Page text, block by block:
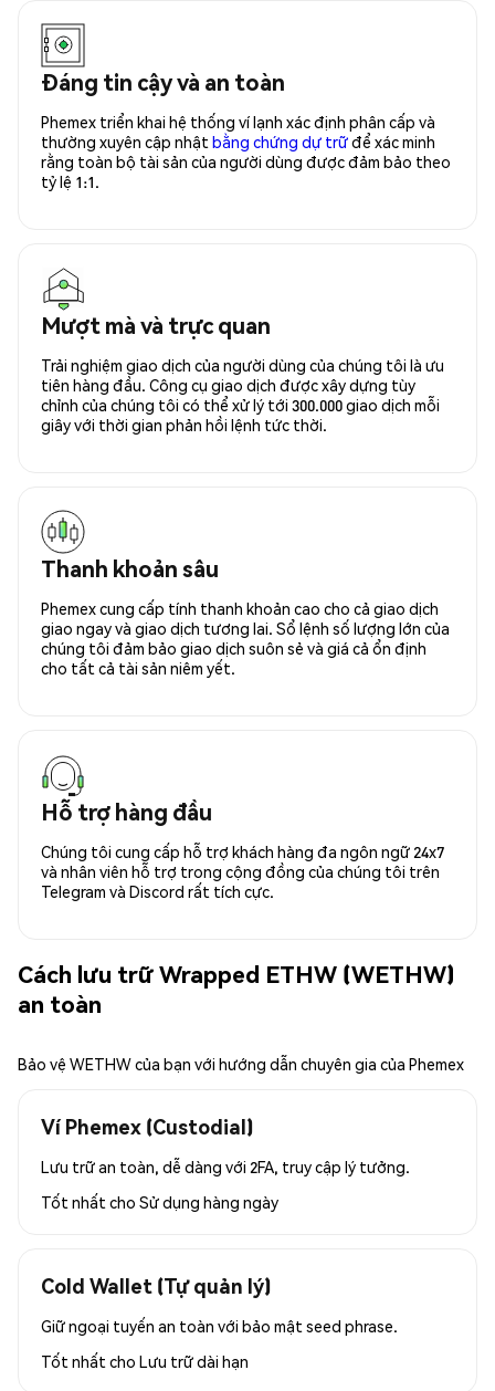
Đáng tin cậy và an toàn
Phemex triển khai hệ thống ví lạnh xác định phân cấp và
thường xuyên cập nhật bằng chứng dự trữđể xác minh
rằng toàn bộ tài sản của người dùng được đảm bảo theo
tỷ lệ 1:1.
Mượt mà và trực quan
Trải nghiệm giao dịch của người dùng của chúng tôi là ưu
tiên hàng đầu. Công cụ giao dịch được xây dựng tùy
chỉnh của chúng tôi có thể xử lý tới 300.000 giao dịch mỗi
giây với thời gian phản hồi lệnh tức thời.
Thanh khoản sâu
Phemex cung cấp tính thanh khoản cao cho cả giao dịch
giao ngay và giao dịch tương lai. Sổ lệnh số lượng lớn của
chúng tôi đảm bảo giao dịch suôn sẻ và giá cả ổn định
cho tất cả tài sản niêm yết.
Hỗ trợ hàng đầu
Chúng tôi cung cấp hỗ trợ khách hàng đa ngôn ngữ 24x7
và nhân viên hỗ trợ trong cộng đồng của chúng tôi trên
Telegram và Discord rất tích cực.
Cách lưu trữ Wrapped ETHW (WETHW)
an toàn
Bảo vệ WETHW của bạn với hướng dẫn chuyên gia của Phemex
Ví Phemex (Custodial)
Lưu trữ an toàn, dễ dàng với 2FA, truy cập lý tưởng.
Tốt nhất cho Sử dụng hàng ngày
Cold Wallet (Tự quản lý)
Giữ ngoại tuyến an toàn với bảo mật seed phrase.
Tốt nhất cho Lưu trữ dài hạn